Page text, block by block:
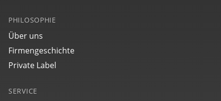
PHILOSOPHIE
Über uns
Firmengeschichte
Private Label
SERVICE